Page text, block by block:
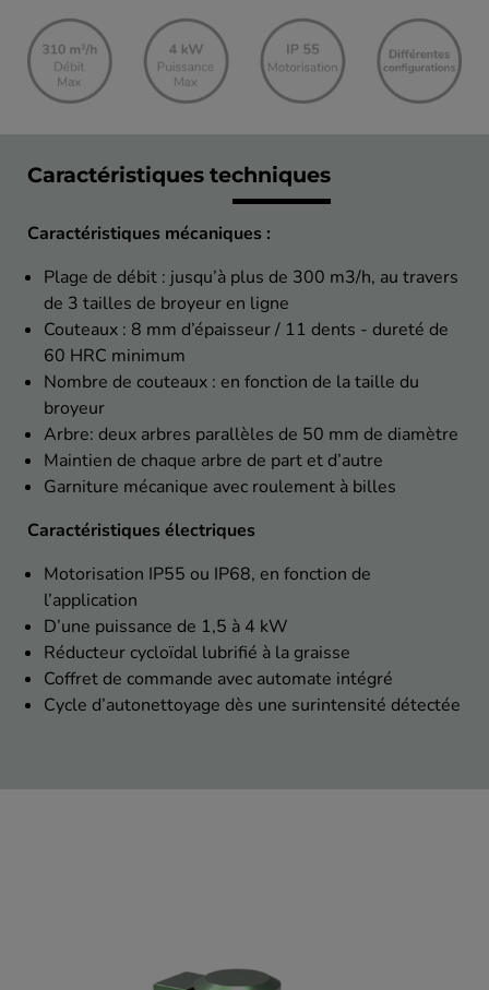
Caractéristiques techniques
Caractéristiques mécaniques :
Plage de débit : jusqu’à plus de 300 m3/h, au travers
de 3 tailles de broyeur en ligne
Couteaux : 8 mm d’épaisseur / 11 dents - dureté de
60 HRC minimum
Nombre de couteaux : en fonction de la taille du
broyeur
Arbre: deux arbres parallèles de 50 mm de diamètre
Maintien de chaque arbre de part et d’autre
Garniture mécanique avec roulement à billes
Caractéristiques électriques
Motorisation IP55 ou IP68, en fonction de
l’application
D’une puissance de 1,5 à 4 kW
Réducteur cycloïdal lubrifié à la graisse
Coffret de commande avec automate intégré
Cycle d’autonettoyage dès une surintensité détectée